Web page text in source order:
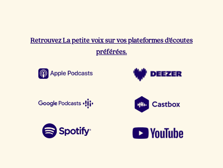
Retrouvez La petite voix sur vos plateformes d’écoutes
préférées.